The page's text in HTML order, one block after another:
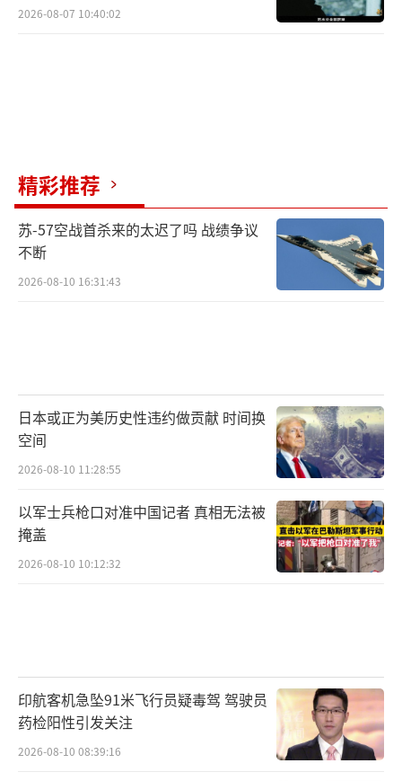
2026-08-07 10:40:02
精彩推荐
苏-57空战首杀来的太迟了吗 战绩争议
不断
2026-08-10 16:31:43
日本或正为美历史性违约做贡献 时间换
空间
2026-08-10 11:28:55
以军士兵枪口对准中国记者 真相无法被
掩盖
2026-08-10 10:12:32
印航客机急坠91米飞行员疑毒驾 驾驶员
药检阳性引发关注
2026-08-10 08:39:16